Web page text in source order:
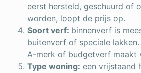
eerst hersteld, geschuurd of
worden, loopt de prijs op.
Soort verf: binnenverf is
buitenverf of speciale
A-merk of budgetverf maakt
Type woning: een vrijstaand